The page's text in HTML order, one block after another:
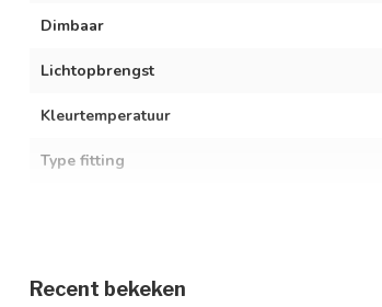
Dimbaar
Lichtopbrengst
Kleurtemperatuur
Type fitting
Frequentie
Recent bekeken